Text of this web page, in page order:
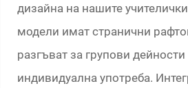
дизайна на нашите
модели имат странични
разгъват за групови
индивидуална употреба.